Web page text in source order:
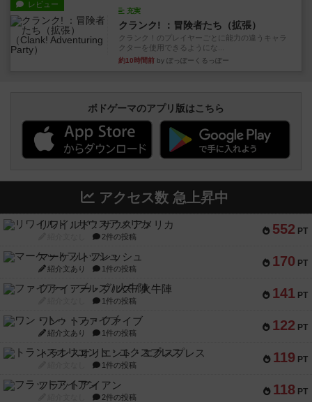
レビュー
充実
クランク! ：冒険者たち（拡張）
クランク！のプレイヤーごとに能力の違うキャラ
クターを使用できるようにな...
約10時間前 by ぽっぽーくるっぽー
ボドゲーマのアプリ版はこちら
アクセス数 急上昇中
552 PT
リワイルド：サウスアメリカ
2件の投稿
170 PT
マーケットフレッシュ
紹介文あり 1件の投稿
141 PT
ファイアー・ブルズ / 火牛陣
1件の投稿
122 PT
ワン・トゥ・ファイブ
紹介文あり 1件の投稿
119 PT
トランスオリエント・エクスプレス
1件の投稿
118 PT
フラットアイアン
2件の投稿